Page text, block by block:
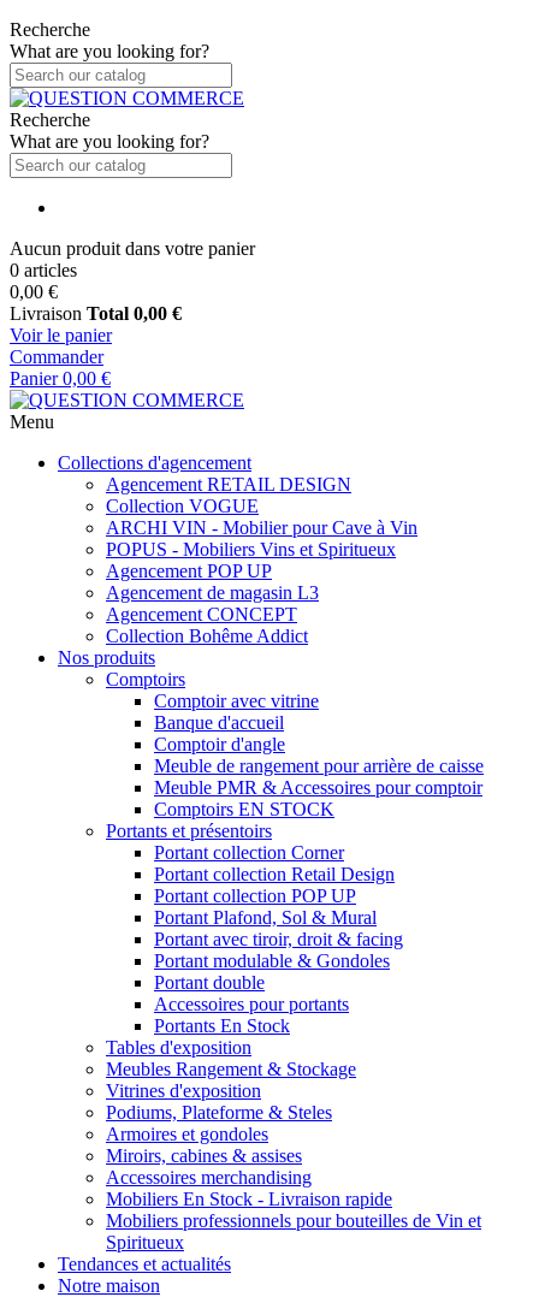
Recherche
What are you looking for?
Recherche
What are you looking for?
Aucun produit dans votre panier
0 articles
0,00 €
Livraison Total 0,00 €
Voir le panier
Commander
Panier 0,00 €
Menu
Collections d'agencement
Agencement RETAIL DESIGN
Collection VOGUE
ARCHI VIN - Mobilier pour Cave à Vin
POPUS - Mobiliers Vins et Spiritueux
Agencement POP UP
Agencement de magasin L3
Agencement CONCEPT
Collection Bohême Addict
Nos produits
Comptoirs
Comptoir avec vitrine
Banque d'accueil
Comptoir d'angle
Meuble de rangement pour arrière de caisse
Meuble PMR & Accessoires pour comptoir
Comptoirs EN STOCK
Portants et présentoirs
Portant collection Corner
Portant collection Retail Design
Portant collection POP UP
Portant Plafond, Sol & Mural
Portant avec tiroir, droit & facing
Portant modulable & Gondoles
Portant double
Accessoires pour portants
Portants En Stock
Tables d'exposition
Meubles Rangement & Stockage
Vitrines d'exposition
Podiums, Plateforme & Steles
Armoires et gondoles
Miroirs, cabines & assises
Accessoires merchandising
Mobiliers En Stock - Livraison rapide
Mobiliers professionnels pour bouteilles de Vin et
Spiritueux
Tendances et actualités
Notre maison